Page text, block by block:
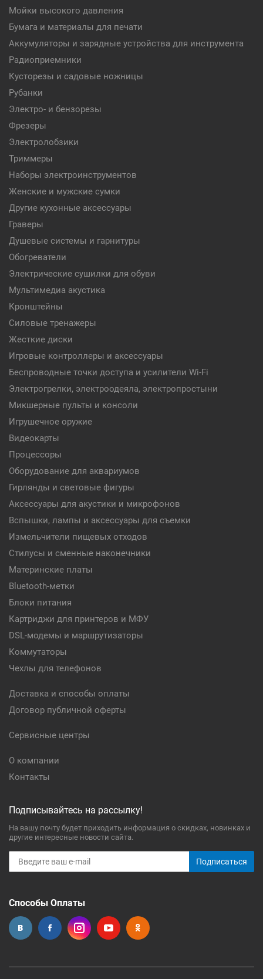
Мойки высокого давления
Бумага и материалы для печати
Аккумуляторы и зарядные устройства для инструмента
Радиоприемники
Кусторезы и садовые ножницы
Рубанки
Электро- и бензорезы
Фрезеры
Электролобзики
Триммеры
Наборы электроинструментов
Женские и мужские сумки
Другие кухонные аксессуары
Граверы
Душевые системы и гарнитуры
Обогреватели
Электрические сушилки для обуви
Мультимедиа акустика
Кронштейны
Силовые тренажеры
Жесткие диски
Игровые контроллеры и аксессуары
Беспроводные точки доступа и усилители Wi-Fi
Электрогрелки, электроодеяла, электропростыни
Микшерные пульты и консоли
Игрушечное оружие
Видеокарты
Процессоры
Оборудование для аквариумов
Гирлянды и световые фигуры
Аксессуары для акустики и микрофонов
Вспышки, лампы и аксессуары для съемки
Измельчители пищевых отходов
Стилусы и сменные наконечники
Материнские платы
Bluetooth-метки
Блоки питания
Картриджи для принтеров и МФУ
DSL-модемы и маршрутизаторы
Коммутаторы
Чехлы для телефонов
Доставка и способы оплаты
Договор публичной оферты
Сервисные центры
О компании
Контакты
Подписывайтесь на рассылку!
На вашу почту будет приходить информация о скидках, новинках и
другие интересные новости сайта.
Подписаться
Способы Оплаты